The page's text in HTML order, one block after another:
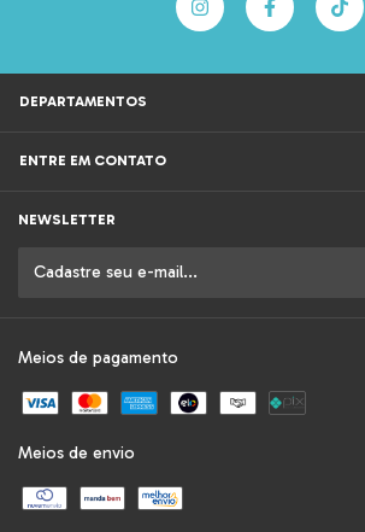
DEPARTAMENTOS
ENTRE EM CONTATO
NEWSLETTER
Meios de pagamento
Meios de envio